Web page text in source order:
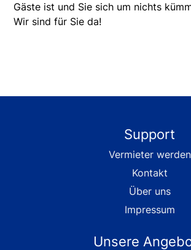
Gäste ist und Sie sich um nichts
Wir sind für Sie da!
Support
Vermieter werden
Kontakt
Über uns
Impressum
Unsere